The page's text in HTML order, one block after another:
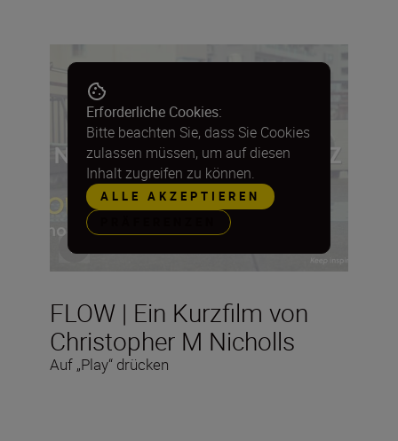
FLOW | Ein Kurzfilm von
Christopher M Nicholls
Auf „Play“ drücken
Erforderliche Cookies:
Bitte beachten Sie, dass Sie Cookies
zulassen müssen, um auf diesen
Inhalt zugreifen zu können.
ALLE AKZEPTIEREN